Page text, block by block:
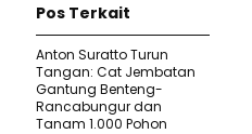
Pos Terkait
Anton Suratto Turun
Tangan: Cat Jembatan
Gantung Benteng-
Rancabungur dan
Tanam 1.000 Pohon